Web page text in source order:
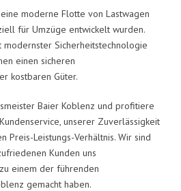
moderne Flotte von Lastwagen
für Umzüge entwickelt wurden.
modernster Sicherheitstechnologie
einen sicheren
kostbaren Güter.
Baier Koblenz und profitiere
unserer Zuverlässigkeit
Preis-Leistungs-Verhältnis. Wir sind
Kunden uns
einem der führenden
gemacht haben.